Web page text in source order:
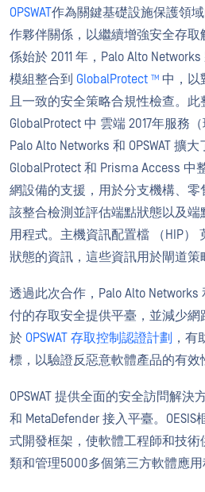
OPSWAT作為關鍵基礎設施保護領
作夥伴關係，以繼續增強安全存取
係始於 2011 年，Palo Alto Networks
模組整合到 GlobalProtect TM 中，以
且一致的安全策略合規性檢查。此
GlobalProtect 中 雲端 2017年服務
Palo Alto Networks 和 OPSWAT 擴
GlobalProtect 和 Prisma Access
網設備的支援，用於分支機構、零
該整合檢測並評估端點狀態以及
用程式。主機資訊配置檔 （HIP）
狀態的資訊，這些資訊用於閘道策
透過此次合作，Palo Alto Networks
付的存取安全提供平臺，並減少網
於 OPSWAT 存取控制認證計劃 ，
標，以驗證反惡意軟體產品的有效
OPSWAT 提供全面的安全訪問解決
和 MetaDefender 接入平臺。
式開發框架，使軟體工程師和技
類和管理5000多個第三方軟體應用